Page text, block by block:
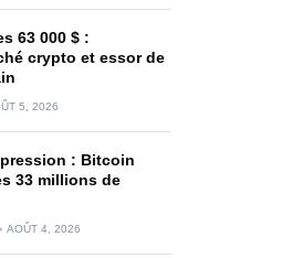
63 000 $ :
crypto et essor de
5, 2026
: Bitcoin
33 millions de
AOÛT 4, 2026